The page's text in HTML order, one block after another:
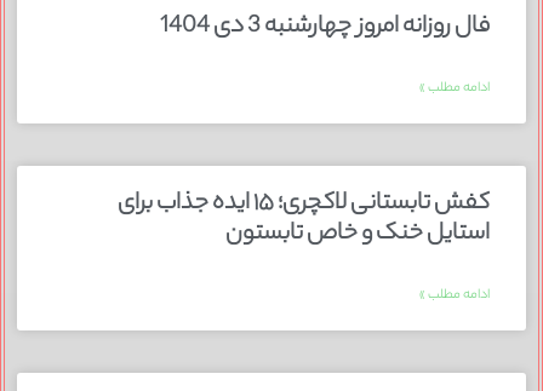
فال روزانه امروز چهارشنبه 3 دی 1404
ادامه مطلب »
کفش تابستانی لاکچری؛ ۱۵ ایده‌ جذاب برای
استایل خنک و خاص تابستون
ادامه مطلب »